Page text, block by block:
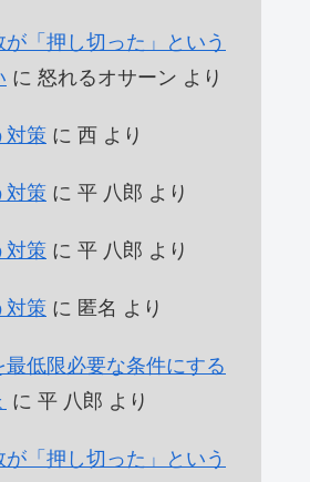
「押し切った」という
に 怒れるオサーン より
対策 に 西 より
対策 に 平 八郎 より
対策 に 平 八郎 より
対策 に 匿名 より
低限必要な条件にする
に 平 八郎 より
「押し切った」という